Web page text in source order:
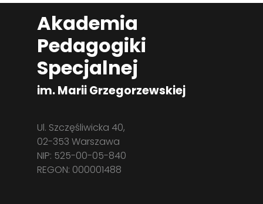
Akademia
Pedagogiki
Specjalnej
im. Marii Grzegorzewskiej
Ul. Szczęśliwicka 40,
02-353 Warszawa
NIP: 525-00-05-840
REGON: 000001488